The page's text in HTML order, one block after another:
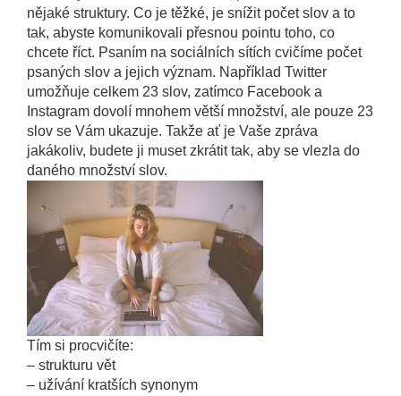
nějaké struktury. Co je těžké, je snížit počet slov a to
tak, abyste komunikovali přesnou pointu toho, co
chcete říct. Psaním na sociálních sítích cvičíme počet
psaných slov a jejich význam. Například Twitter
umožňuje celkem 23 slov, zatímco Facebook a
Instagram dovolí mnohem větší množství, ale pouze 23
slov se Vám ukazuje. Takže ať je Vaše zpráva
jakákoliv, budete ji muset zkrátit tak, aby se vlezla do
daného množství slov.
Tím si procvičíte:
– strukturu vět
– užívání kratších synonym